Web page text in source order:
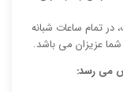
تمام ساعات شبانه
شما عزیزان می باشد.
می رسد: